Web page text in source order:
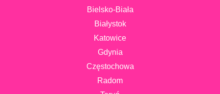
Bielsko-Biała
Białystok
Katowice
Gdynia
Częstochowa
Radom